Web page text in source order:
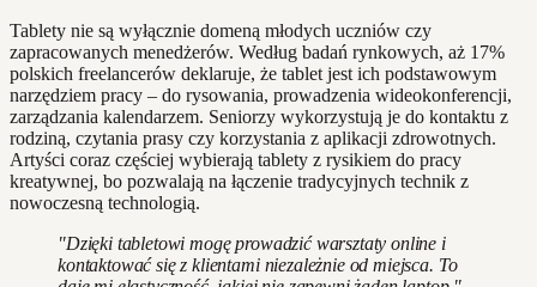
Tablety nie są wyłącznie domeną młodych uczniów czy
zapracowanych menedżerów. Według badań rynkowych, aż 17%
polskich freelancerów deklaruje, że tablet jest ich podstawowym
narzędziem pracy – do rysowania, prowadzenia wideokonferencji,
zarządzania kalendarzem. Seniorzy wykorzystują je do kontaktu z
rodziną, czytania prasy czy korzystania z aplikacji zdrowotnych.
Artyści coraz częściej wybierają tablety z rysikiem do pracy
kreatywnej, bo pozwalają na łączenie tradycyjnych technik z
nowoczesną technologią.
"Dzięki tabletowi mogę prowadzić warsztaty online i
kontaktować się z klientami niezależnie od miejsca. To